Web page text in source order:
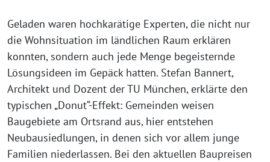
Geladen waren hochkarätige Experten, die nicht nur
die Wohnsituation im ländlichen Raum erklären
konnten, sondern auch jede Menge begeisternde
Lösungsideen im Gepäck hatten. Stefan Bannert,
Architekt und Dozent der TU München, erklärte den
typischen „Donut“-Effekt: Gemeinden weisen
Baugebiete am Ortsrand aus, hier entstehen
Neubausiedlungen, in denen sich vor allem junge
Familien niederlassen. Bei den aktuellen Baupreisen